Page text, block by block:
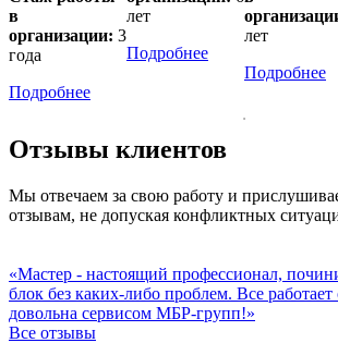
в
организации: 3
года
Подробнее
лет
Подробнее
лет
Подробнее
Отзывы клиентов
Мы отвечаем за свою работу и
отзывам, не допуская конфликтных
«Мастер - настоящий профессионал,
блок без каких-либо проблем. Все
довольна сервисом МБР-групп!»
Все отзывы